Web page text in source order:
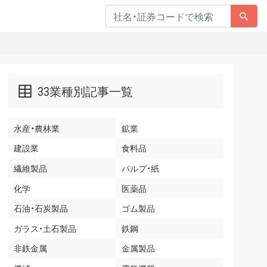
33業種別記事一覧
水産・農林業
鉱業
建設業
食料品
繊維製品
パルプ・紙
化学
医薬品
石油・石炭製品
ゴム製品
ガラス・土石製品
鉄鋼
非鉄金属
金属製品